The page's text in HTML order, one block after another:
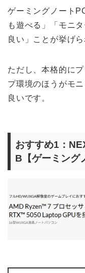
ゲーミングノート
も遊べる」「モニ
良い」ことが挙げら
ただし、本格的に
プ環境のほうがモ
良いです。
おすすめ1：
B【ゲーミング